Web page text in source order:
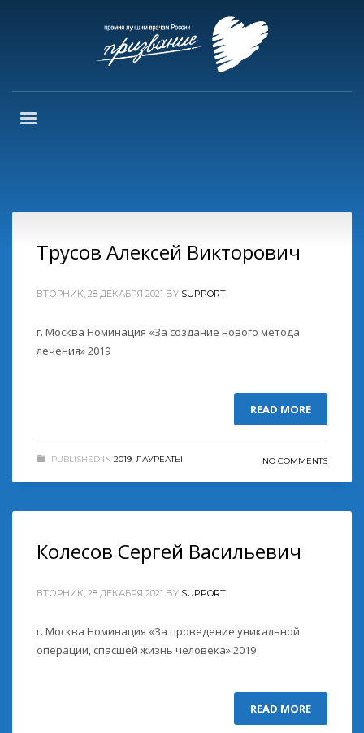
Трусов Алексей Викторович
ВТОРНИК, 28 ДЕКАБРЯ 2021 BY SUPPORT
г. Москва Номинация «За создание нового метода
лечения» 2019
READ MORE
PUBLISHED IN 2019 ЛАУРЕАТЫ NO COMMENTS
Колесов Сергей Васильевич
ВТОРНИК, 28 ДЕКАБРЯ 2021 BY SUPPORT
г. Москва Номинация «За проведение уникальной
операции, спасшей жизнь человека» 2019
READ MORE